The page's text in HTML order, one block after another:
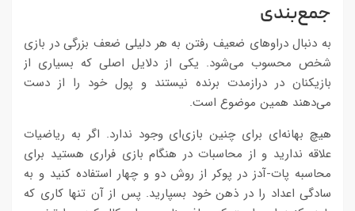
جمع‌بندی
به دنبال دراوهای ضعیف رفتن به هر دلیلی ضعف بزرگی در بازی
شخص محسوب می‌شود. یکی از دلایل اصلی که بسیاری از
بازیکنان در درازمدت برنده نیستند و پول خود را از دست
می‌دهند همین موضوع است.
هیچ بهانه‌ای برای چنین بازی‌ای وجود ندارد. اگر به ریاضیات
علاقه ندارید و از محاسبات در هنگام بازی فراری هستید برای
محاسبه پات-آدز در پوکر از روش دو و چهار استفاده کنید و به
سادگی اعداد را در ذهن خود بسپارید. پس از آن تنها کاری که